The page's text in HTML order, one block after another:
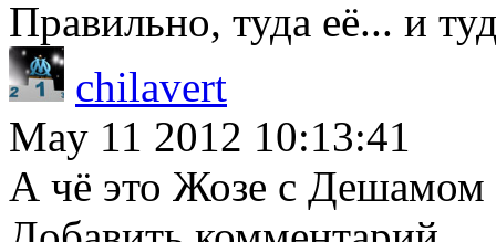
Правильно, туда её... и
chilavert
May 11 2012 10:13:41
А чё это Жозе с Дешамом